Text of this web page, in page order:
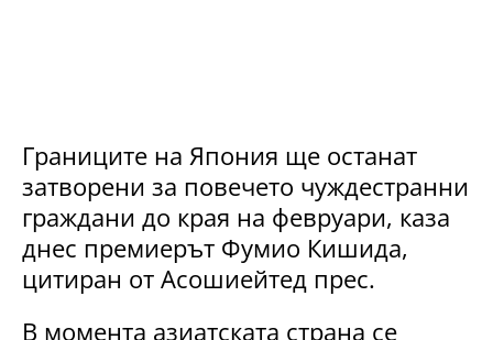
Границите на Япония ще останат
затворени за повечето чуждестранни
граждани до края на февруари, каза
днес премиерът Фумио Кишида,
цитиран от Асошиейтед прес.
В момента азиатската страна се